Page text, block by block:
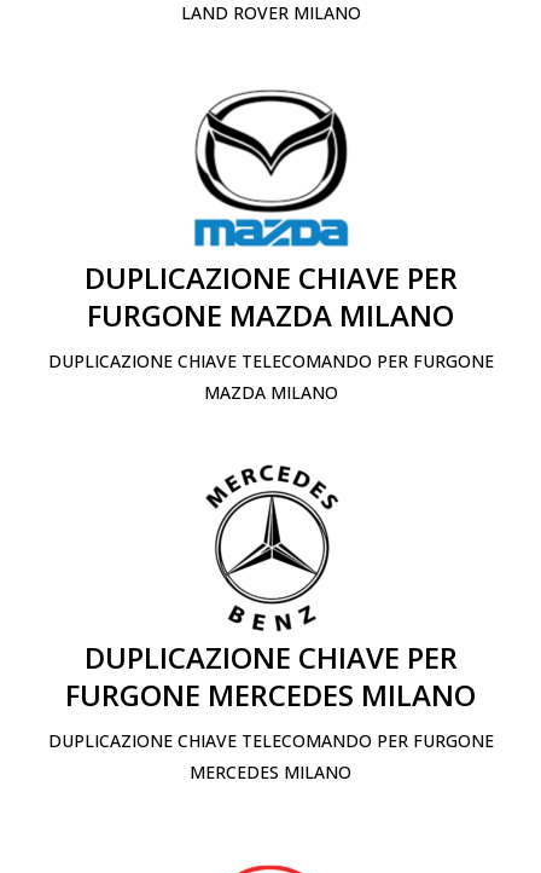
LAND ROVER MILANO
DUPLICAZIONE CHIAVE PER
FURGONE MAZDA MILANO
DUPLICAZIONE CHIAVE TELECOMANDO PER FURGONE
MAZDA MILANO
DUPLICAZIONE CHIAVE PER
FURGONE MERCEDES MILANO
DUPLICAZIONE CHIAVE TELECOMANDO PER FURGONE
MERCEDES MILANO